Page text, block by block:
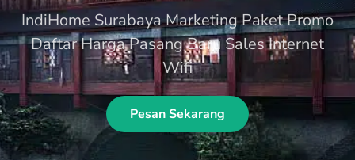
IndiHome Surabaya Marketing Paket Promo
Daftar Harga Pasang Baru Sales Internet
Wifi
Pesan Sekarang